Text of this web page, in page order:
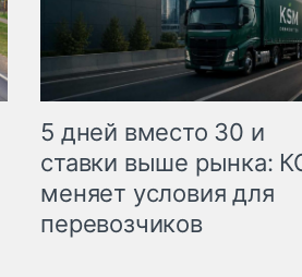
5 дней вместо 30 и
ставки выше рынка:
меняет условия для
перевозчиков